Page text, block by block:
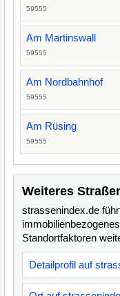
59555
Am Martinswall
59555
Am Nordbahnhof
59555
Am Rüsing
59555
Weiteres
strassenindex.de
Standortfaktoren
Detailprofil auf